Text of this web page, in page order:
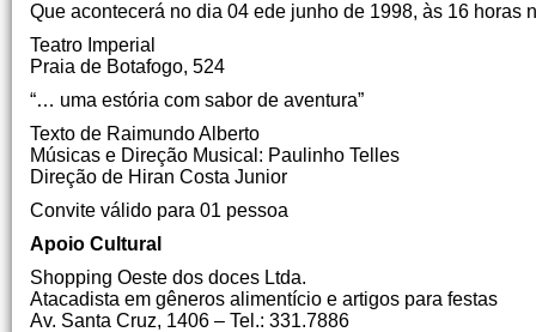
Que acontecerá no dia 04 ede junho de 1998, às 16 horas
Teatro Imperial
Praia de Botafogo, 524
“… uma estória com sabor de aventura”
Texto de Raimundo Alberto
Músicas e Direção Musical: Paulinho Telles
Direção de Hiran Costa Junior
Convite válido para 01 pessoa
Apoio Cultural
Shopping Oeste dos doces Ltda.
Atacadista em gêneros alimentício e artigos para festas
Av. Santa Cruz, 1406 – Tel.: 331.7886